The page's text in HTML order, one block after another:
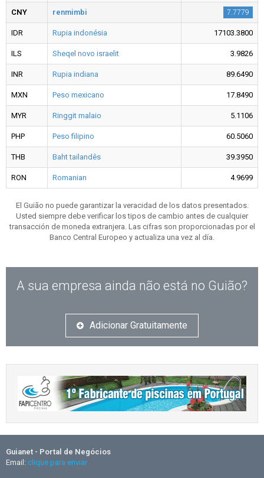
CNY renmimbi 7.7779
IDR Rupia indonésia 17103.3800
ILS Sheqel novo israelit 3.9826
INR Rupia indiana 89.6490
MXN Peso mexicano 17.8490
MYR Ringgit malaio 5.1106
PHP Peso filipino 60.5060
THB Baht tailandês 39.3950
RON Romanian 4.9699
El Guião no puede garantizar la veracidad de los datos presentados.
Usted siempre debe verificar los tipos de cambio antes de cualquier
transacción de moneda extranjera. Las cifras son proporcionadas por el
Banco Central Europeo y actualiza una vez al día.
A sua empresa ainda não está no Guião?
Adicionar Gratuitamente
Guianet - Portal de Negócios
Email: clique para enviar